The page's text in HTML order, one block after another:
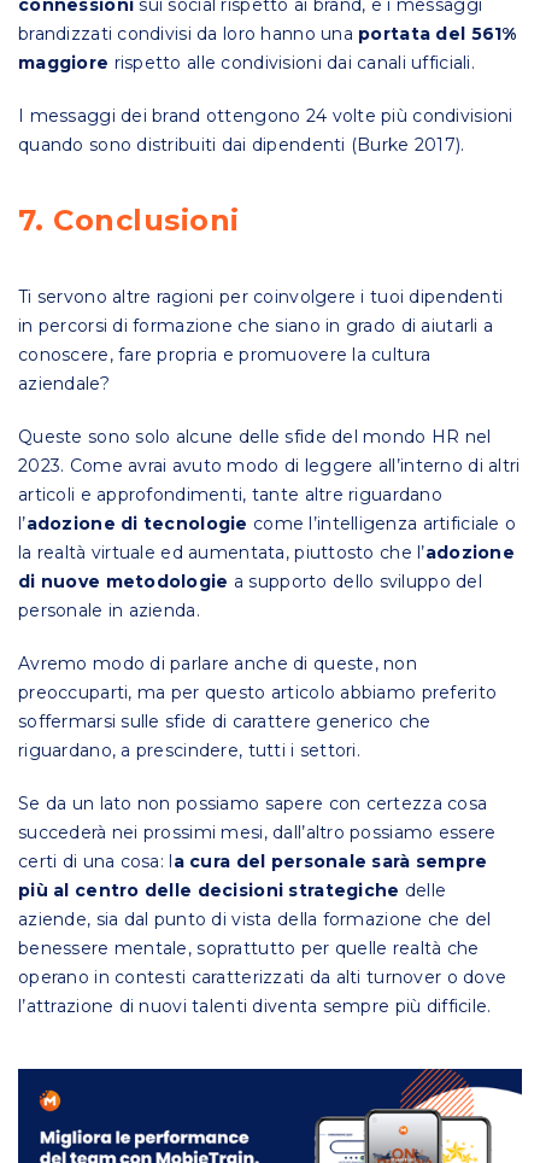
connessionisui social rispetto ai brand, e i messaggi
brandizzati condivisi da loro hanno una portata del 561%
maggiore rispetto alle condivisioni dai canali ufficiali.
I messaggi dei brand ottengono 24 volte più condivisioni
quando sono distribuiti dai dipendenti (Burke 2017).
7. Conclusioni
Ti servono altre ragioni per coinvolgere i tuoi dipendenti
in percorsi di formazione che siano in grado di aiutarli a
conoscere, fare propria e promuovere la cultura
aziendale?
Queste sono solo alcune delle sfide del mondo HR nel
2023. Come avrai avuto modo di leggere all’interno di altri
articoli e approfondimenti, tante altre riguardano
l’adozione di tecnologie come l’intelligenza artificiale o
la realtà virtuale ed aumentata, piuttosto che l’adozione
di nuove metodologie a supporto dello sviluppo del
personale in azienda.
Avremo modo di parlare anche di queste, non
preoccuparti, ma per questo articolo abbiamo preferito
soffermarsi sulle sfide di carattere generico che
riguardano, a prescindere, tutti i settori.
Se da un lato non possiamo sapere con certezza cosa
succederà nei prossimi mesi, dall’altro possiamo essere
certi di una cosa: l a cura del personale sarà sempre
più al centro delle decisioni strategiche delle
aziende, sia dal punto di vista della formazione che del
benessere mentale, soprattutto per quelle realtà che
operano in contesti caratterizzati da alti turnover o dove
l’attrazione di nuovi talenti diventa sempre più difficile.